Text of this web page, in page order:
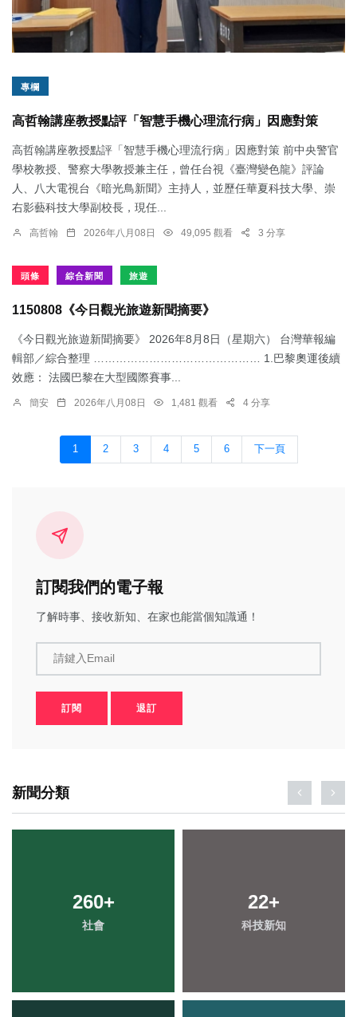
專欄
高哲翰講座教授點評「智慧手機心理流行病」因應對策
高哲翰講座教授點評「智慧手機心理流行病」因應對策 前中央警官
學校教授、警察大學教授兼主任，曾任台視《臺灣變色龍》評論
人、八大電視台《暗光鳥新聞》主持人，並歷任華夏科技大學、崇
右影藝科技大學副校長，現任...
高哲翰 2026年八月08日 49,095 觀看 3 分享
頭條 綜合新聞 旅遊
1150808《今日觀光旅遊新聞摘要》
《今日觀光旅遊新聞摘要》 2026年8月8日（星期六） 台灣華報編
輯部／綜合整理 ……………………………………… 1.​巴黎奧運後續
效應： 法國巴黎在大型國際賽事...
簡安 2026年八月08日 1,481 觀看 4 分享
1 2 3 4 5 6 下一頁
訂閱我們的電子報
了解時事、接收新知、在家也能當個知識通！
請鍵入Email
訂閱 退訂
新聞分類
260+
社會
22+
科技新知